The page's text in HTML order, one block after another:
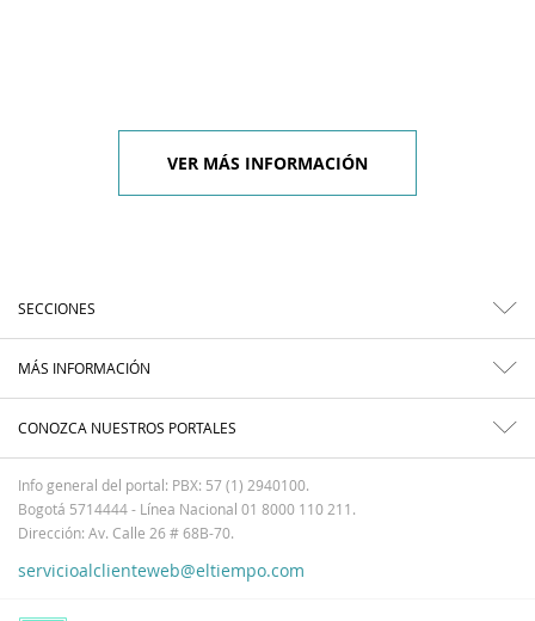
VER MÁS INFORMACIÓN
SECCIONES
MÁS INFORMACIÓN
CONOZCA NUESTROS PORTALES
Info general del portal: PBX: 57 (1) 2940100.
Bogotá 5714444 - Línea Nacional 01 8000 110 211.
Dirección: Av. Calle 26 # 68B-70.
servicioalclienteweb@eltiempo.com